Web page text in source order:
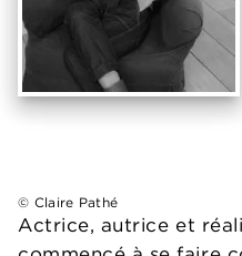
Actrice, autrice et
© Claire Pathé